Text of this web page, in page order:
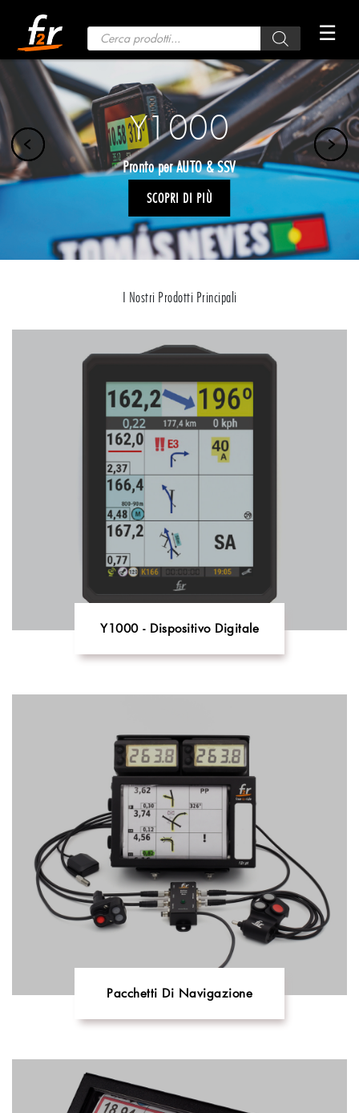
contenuto
Ricerca
prodotti ☰
Y1000
Pronto per AUTO & SSV
SCOPRI DI PIÙ
I Nostri Prodotti Principali
Y1000 - Dispositivo Digitale
Pacchetti Di Navigazione